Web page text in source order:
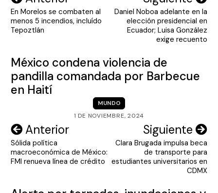
de
entradas
En Morelos se combaten al
menos 5 incendios, incluído
Tepoztlán
Daniel Noboa adelante en la
elección presidencial en
Ecuador; Luisa González
exige recuento
México condena violencia de
pandilla comandada por Barbecue
en Haití
MUNDO
1 DE NOVIEMBRE, 2024
Navegación
de
entradas
Anterior
Sólida política
macroeconómica de México:
FMI renueva línea de crédito
Siguiente
Clara Brugada impulsa beca
de transporte para
estudiantes universitarios en
CDMX